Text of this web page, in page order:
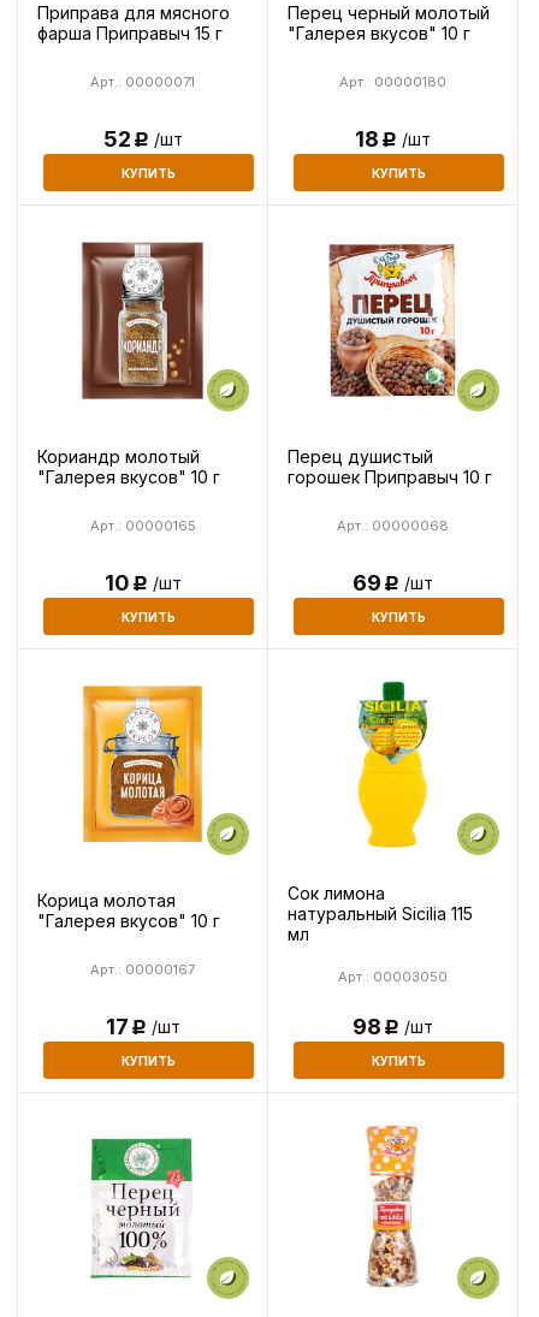
Приправа для мясного
фарша Приправыч 15 г
Арт.: 00000071
52Р /шт
КУПИТЬ
Перец черный молотый
"Галерея вкусов" 10 г
Арт.: 00000180
18Р /шт
КУПИТЬ
Кориандр молотый
"Галерея вкусов" 10 г
Арт.: 00000165
10Р /шт
КУПИТЬ
Перец душистый
горошек Приправыч 10 г
Арт.: 00000068
69Р /шт
КУПИТЬ
Корица молотая
"Галерея вкусов" 10 г
Арт.: 00000167
17Р /шт
КУПИТЬ
Сок лимона
натуральный Sicilia 115
мл
Арт.: 00003050
98Р /шт
КУПИТЬ